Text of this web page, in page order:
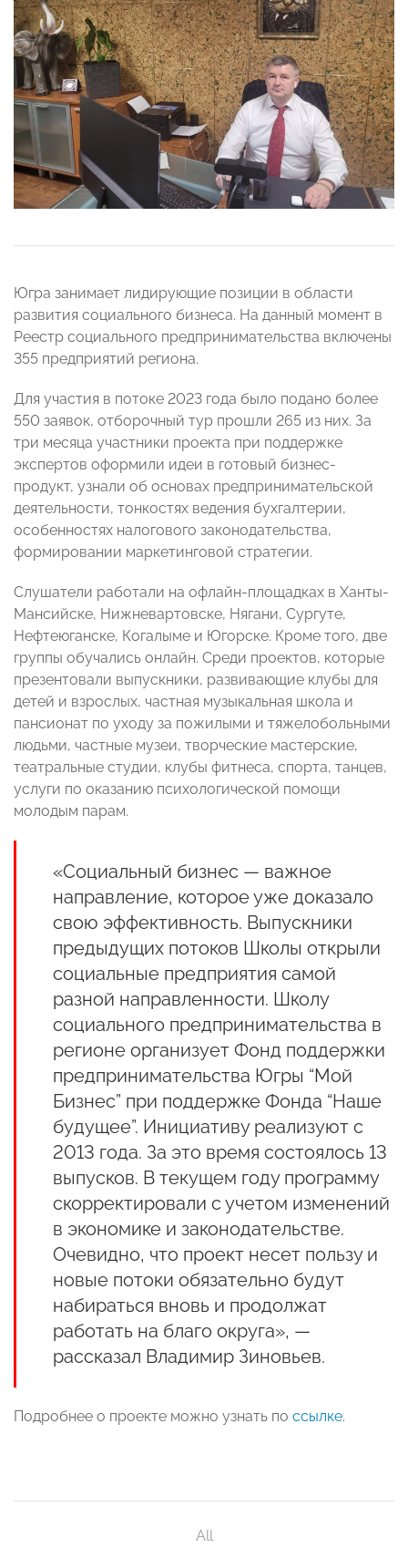
Югра занимает лидирующие позиции в области
развития социального бизнеса. На данный момент в
Реестр социального предпринимательства включены
355 предприятий региона.
Для участия в потоке 2023 года было подано более
550 заявок, отборочный тур прошли 265 из них. За
три месяца участники проекта при поддержке
экспертов оформили идеи в готовый бизнес-
продукт, узнали об основах предпринимательской
деятельности, тонкостях ведения бухгалтерии,
особенностях налогового законодательства,
формировании маркетинговой стратегии.
Слушатели работали на офлайн-площадках в Ханты-
Мансийске, Нижневартовске, Нягани, Сургуте,
Нефтеюганске, Когалыме и Югорске. Кроме того, две
группы обучались онлайн. Среди проектов, которые
презентовали выпускники, развивающие клубы для
детей и взрослых, частная музыкальная школа и
пансионат по уходу за пожилыми и тяжелобольными
людьми, частные музеи, творческие мастерские,
театральные студии, клубы фитнеса, спорта, танцев,
услуги по оказанию психологической помощи
молодым парам.
«Социальный бизнес — важное
направление, которое уже доказало
свою эффективность. Выпускники
предыдущих потоков Школы открыли
социальные предприятия самой
разной направленности. Школу
социального предпринимательства в
регионе организует Фонд поддержки
предпринимательства Югры “Мой
Бизнес” при поддержке Фонда “Наше
будущее”. Инициативу реализуют с
2013 года. За это время состоялось 13
выпусков. В текущем году программу
скорректировали с учетом изменений
в экономике и законодательстве.
Очевидно, что проект несет пользу и
новые потоки обязательно будут
набираться вновь и продолжат
работать на благо округа», —
рассказал Владимир Зиновьев.
Подробнее о проекте можно узнать по ссылке.
All